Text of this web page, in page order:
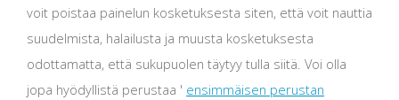
voit poistaa painelun kosketuksesta siten, että voit nauttia
suudelmista, halailusta ja muusta kosketuksesta
odottamatta, että sukupuolen täytyy tulla siitä. Voi olla
jopa hyödyllistä perustaa ' ensimmäisen perustan